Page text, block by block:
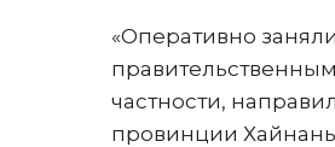
«Оперативно
частности,
провинции Хайнань